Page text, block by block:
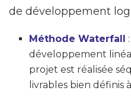
de développement
Méthode Waterfall
développement
projet est réalisée
livrables bien définis